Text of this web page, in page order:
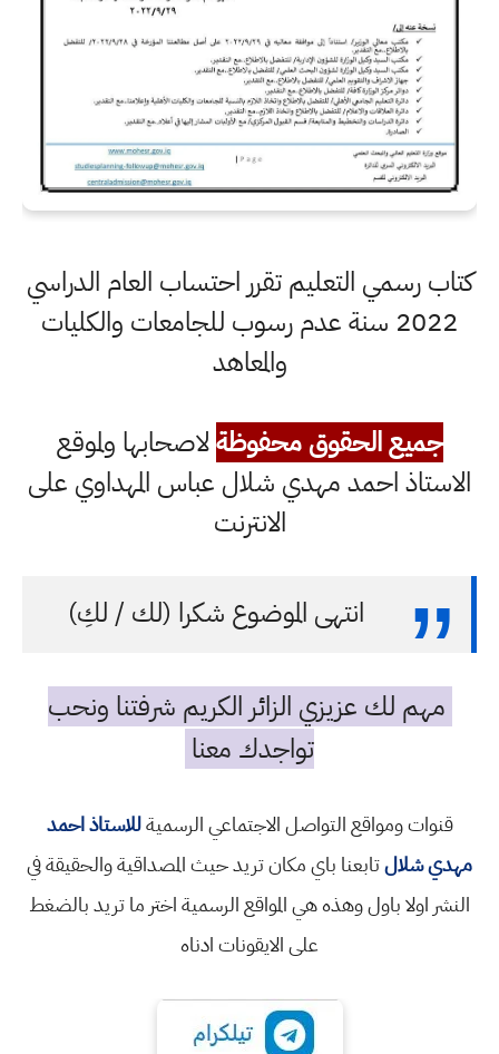
كتاب رسمي التعليم تقرر احتساب العام الدراسي
2022 سنة عدم رسوب للجامعات والكليات
والمعاهد
جميع الحقوق محفوظةلاصحابها ولموقع
الاستاذ احمد مهدي شلال عباس المهداوي على
الانترنت
انتهى الموضوع شكرا (لك / لكِ)
مهم لك عزيزي الزائر الكريم شرفتنا ونحب
تواجدك معنا
قنوات ومواقع التواصل الاجتماعي الرسميةللاستاذ احمد
مهدي شلالتابعنا باي مكان تريد حيث المصداقية والحقيقة في
النشر اولا باول وهذه هي المواقع الرسمية اختر ما تريد بالضغط
على الايقونات ادناه